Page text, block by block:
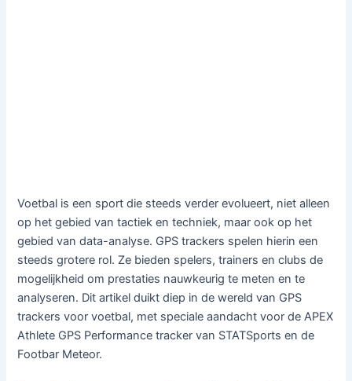
Voetbal is een sport die steeds verder evolueert, niet alleen
op het gebied van tactiek en techniek, maar ook op het
gebied van data-analyse. GPS trackers spelen hierin een
steeds grotere rol. Ze bieden spelers, trainers en clubs de
mogelijkheid om prestaties nauwkeurig te meten en te
analyseren. Dit artikel duikt diep in de wereld van GPS
trackers voor voetbal, met speciale aandacht voor de APEX
Athlete GPS Performance tracker van STATSports en de
Footbar Meteor.